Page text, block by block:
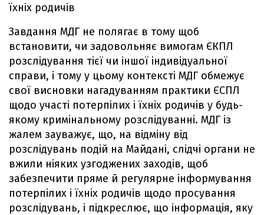
їхніх родичів
Завдання МДГ не полягає в тому щоб
встановити, чи задовольняє вимогам ЄКПЛ
розслідування тієї чи іншої індивідуальної
справи, і тому у цьому контексті МДГ обмежує
свої висновки нагадуванням практики ЄСПЛ
щодо участі потерпілих і їхніх родичів у будь-
якому кримінальному розслідуванні. МДГ із
жалем зауважує, що, на відміну від
розслідувань подій на Майдані, слідчі органи не
вжили ніяких узгоджених заходів, щоб
забезпечити пряме й регулярне інформування
потерпілих і їхніх родичів щодо просування
розслідувань, і підкреслює, що інформація, яку